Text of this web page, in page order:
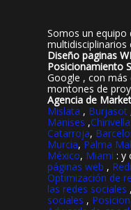
Somos un equipo
multidisciplinarios
Diseño paginas
Posicionamiento
Google , con más
montones de
Agencia de
Mislata , Burjasot
Manises ,Chirivella
Catarroja,
Murcia,Palma
México, Miami : y
páginas web ,
Optimización de
las redes sociales ,
sociales ,